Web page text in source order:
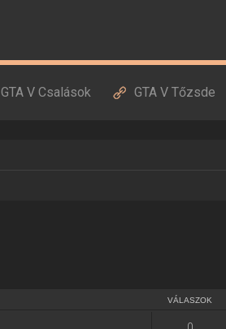
GTA V Csalások GTA V Tőzsde
VÁLASZOK